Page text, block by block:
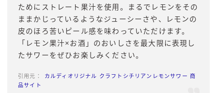
ためにストレート果汁を使用。まるでレモンをその
ままかじっているようなジューシーさや、レモンの
皮のほろ苦いピール感を味わっていただけます。
「レモン果汁×お酒」のおいしさを最大限に表現し
たサワーをぜひお楽しみください。
カルディオリジナル クラフトシチリアンレモンサワー 商
品サイト